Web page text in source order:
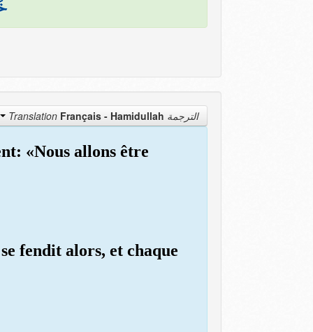
الترجمة Translation Français - Hamidullah
«Nous allons être
fendit alors, et chaque